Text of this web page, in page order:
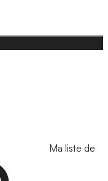
Ma liste de